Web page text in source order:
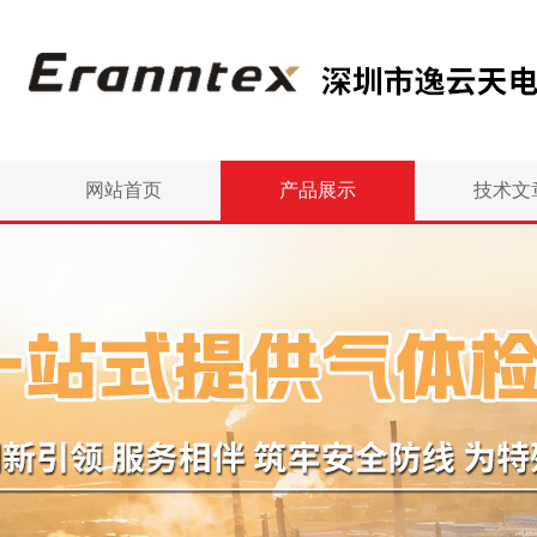
网站首页 产品展示 技术文